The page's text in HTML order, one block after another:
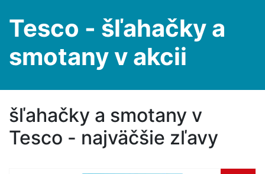
Tesco - šľahačky a
smotany v akcii
šľahačky a smotany v
Tesco - najväčšie zľavy